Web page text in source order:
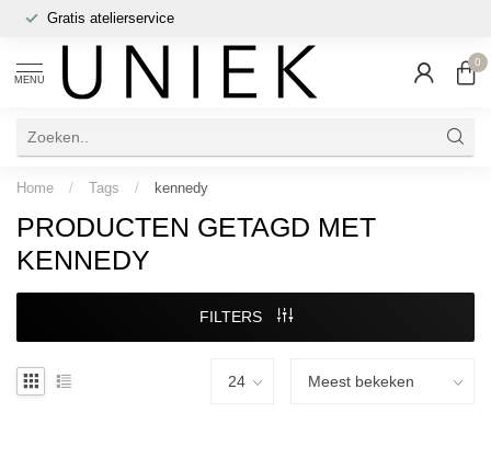
Gratis atelierservice
MENU
0
Home / Tags / kennedy
PRODUCTEN GETAGD MET
KENNEDY
FILTERS